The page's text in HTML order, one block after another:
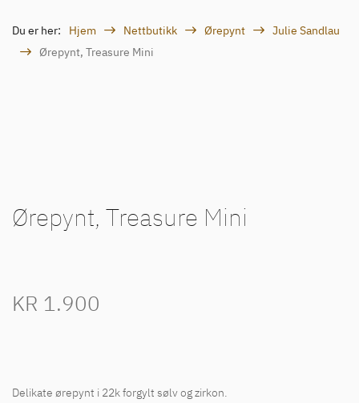
Du er her: Hjem Nettbutikk Ørepynt
Julie Sandlau
Ørepynt, Treasure Mini
Ørepynt, Treasure Mini
KR 1.900
Delikate ørepynt i 22k forgylt sølv og zirkon.